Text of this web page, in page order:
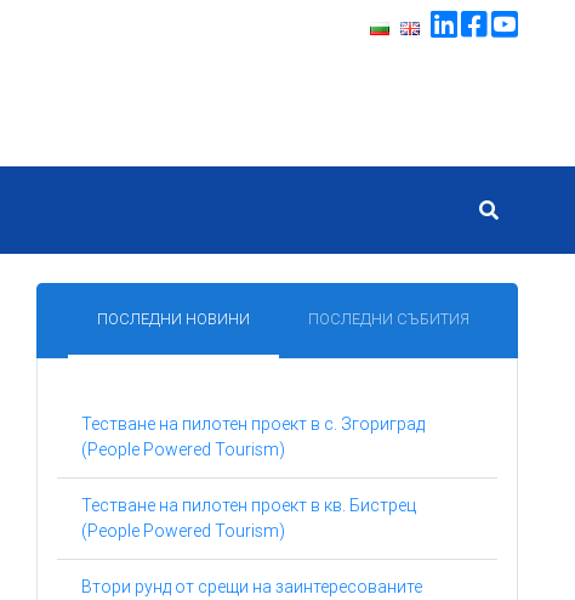
ПОСЛЕДНИ НОВИНИ ПОСЛЕДНИ СЪБИТИЯ
Тестване на пилотен проект в с. Згориград
(People Powered Tourism)
Тестване на пилотен проект в кв. Бистрец
(People Powered Tourism)
Втори рунд от срещи на заинтересованите